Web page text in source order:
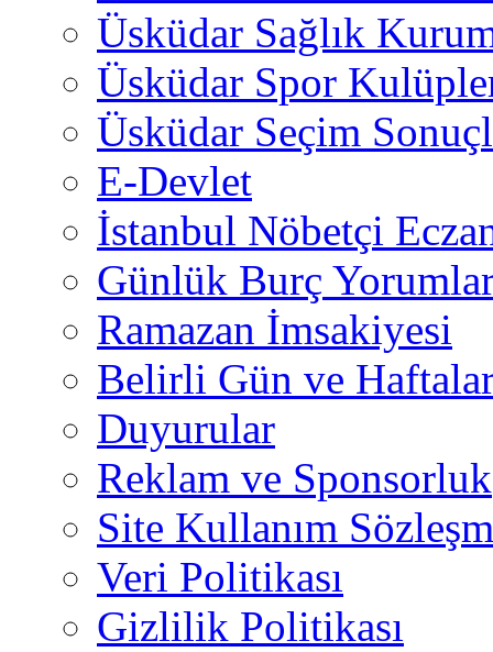
Üsküdar Sağlık
Üsküdar Spor
Üsküdar Seçim
E-Devlet
İstanbul Nöbetçi
Günlük Burç
Ramazan İmsakiyesi
Belirli Gün ve
Duyurular
Reklam ve Sponsorluk
Site Kullanım
Veri Politikası
Gizlilik Politikası